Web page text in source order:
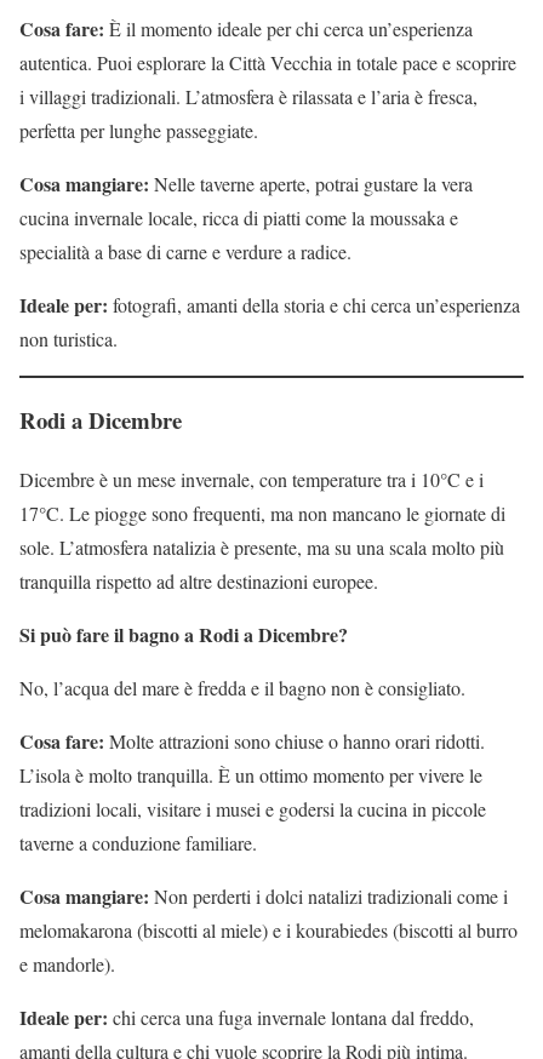
Cosa fare: È il momento ideale per chi cerca un’esperienza
autentica. Puoi esplorare la Città Vecchia in totale pace e scoprire
i villaggi tradizionali. L’atmosfera è rilassata e l’aria è fresca,
perfetta per lunghe passeggiate.
Cosa mangiare: Nelle taverne aperte, potrai gustare la vera
cucina invernale locale, ricca di piatti come la moussaka e
specialità a base di carne e verdure a radice.
Ideale per: fotografi, amanti della storia e chi cerca un’esperienza
non turistica.
Rodi a Dicembre
Dicembre è un mese invernale, con temperature tra i 10°C e i
17°C. Le piogge sono frequenti, ma non mancano le giornate di
sole. L’atmosfera natalizia è presente, ma su una scala molto più
tranquilla rispetto ad altre destinazioni europee.
Si può fare il bagno a Rodi a Dicembre?
No, l’acqua del mare è fredda e il bagno non è consigliato.
Cosa fare: Molte attrazioni sono chiuse o hanno orari ridotti.
L’isola è molto tranquilla. È un ottimo momento per vivere le
tradizioni locali, visitare i musei e godersi la cucina in piccole
taverne a conduzione familiare.
Cosa mangiare: Non perderti i dolci natalizi tradizionali come i
melomakarona (biscotti al miele) e i kourabiedes (biscotti al burro
e mandorle).
Ideale per: chi cerca una fuga invernale lontana dal freddo,
amanti della cultura e chi vuole scoprire la Rodi più intima.